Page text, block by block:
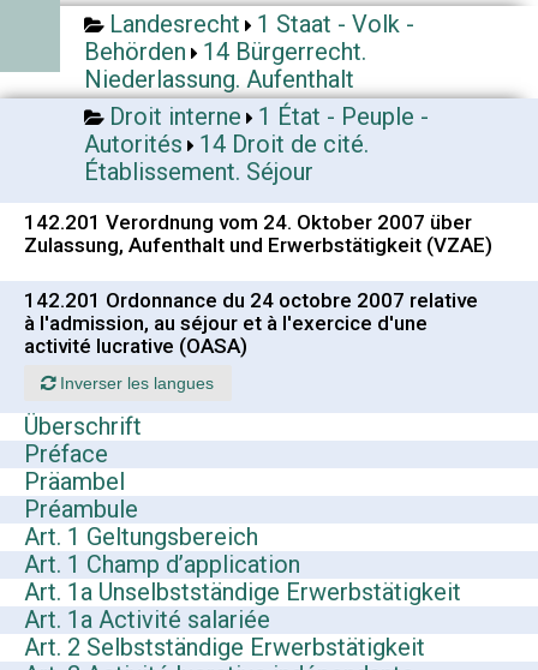
Landesrecht
1 Staat - Volk -
Behörden
14 Bürgerrecht.
Niederlassung. Aufenthalt
Droit interne
1 État - Peuple -
Autorités
14 Droit de cité.
Établissement. Séjour
142.201 Verordnung vom 24. Oktober 2007 über
Zulassung, Aufenthalt und Erwerbstätigkeit (VZAE)
142.201 Ordonnance du 24 octobre 2007 relative
à l'admission, au séjour et à l'exercice d'une
activité lucrative (OASA)
Inverser les langues
Überschrift
Préface
Präambel
Préambule
Art. 1 Geltungsbereich
Art. 1 Champ d’application
Art. 1a Unselbstständige Erwerbstätigkeit
Art. 1a Activité salariée
Art. 2 Selbstständige Erwerbstätigkeit